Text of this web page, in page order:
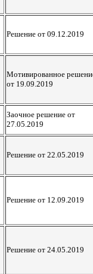
Решение от 09.12.2019
Мотивированное
от 19.09.2019
Заочное решение от
27.05.2019
Решение от 22.05.2019
Решение от 12.09.2019
Решение от 24.05.2019